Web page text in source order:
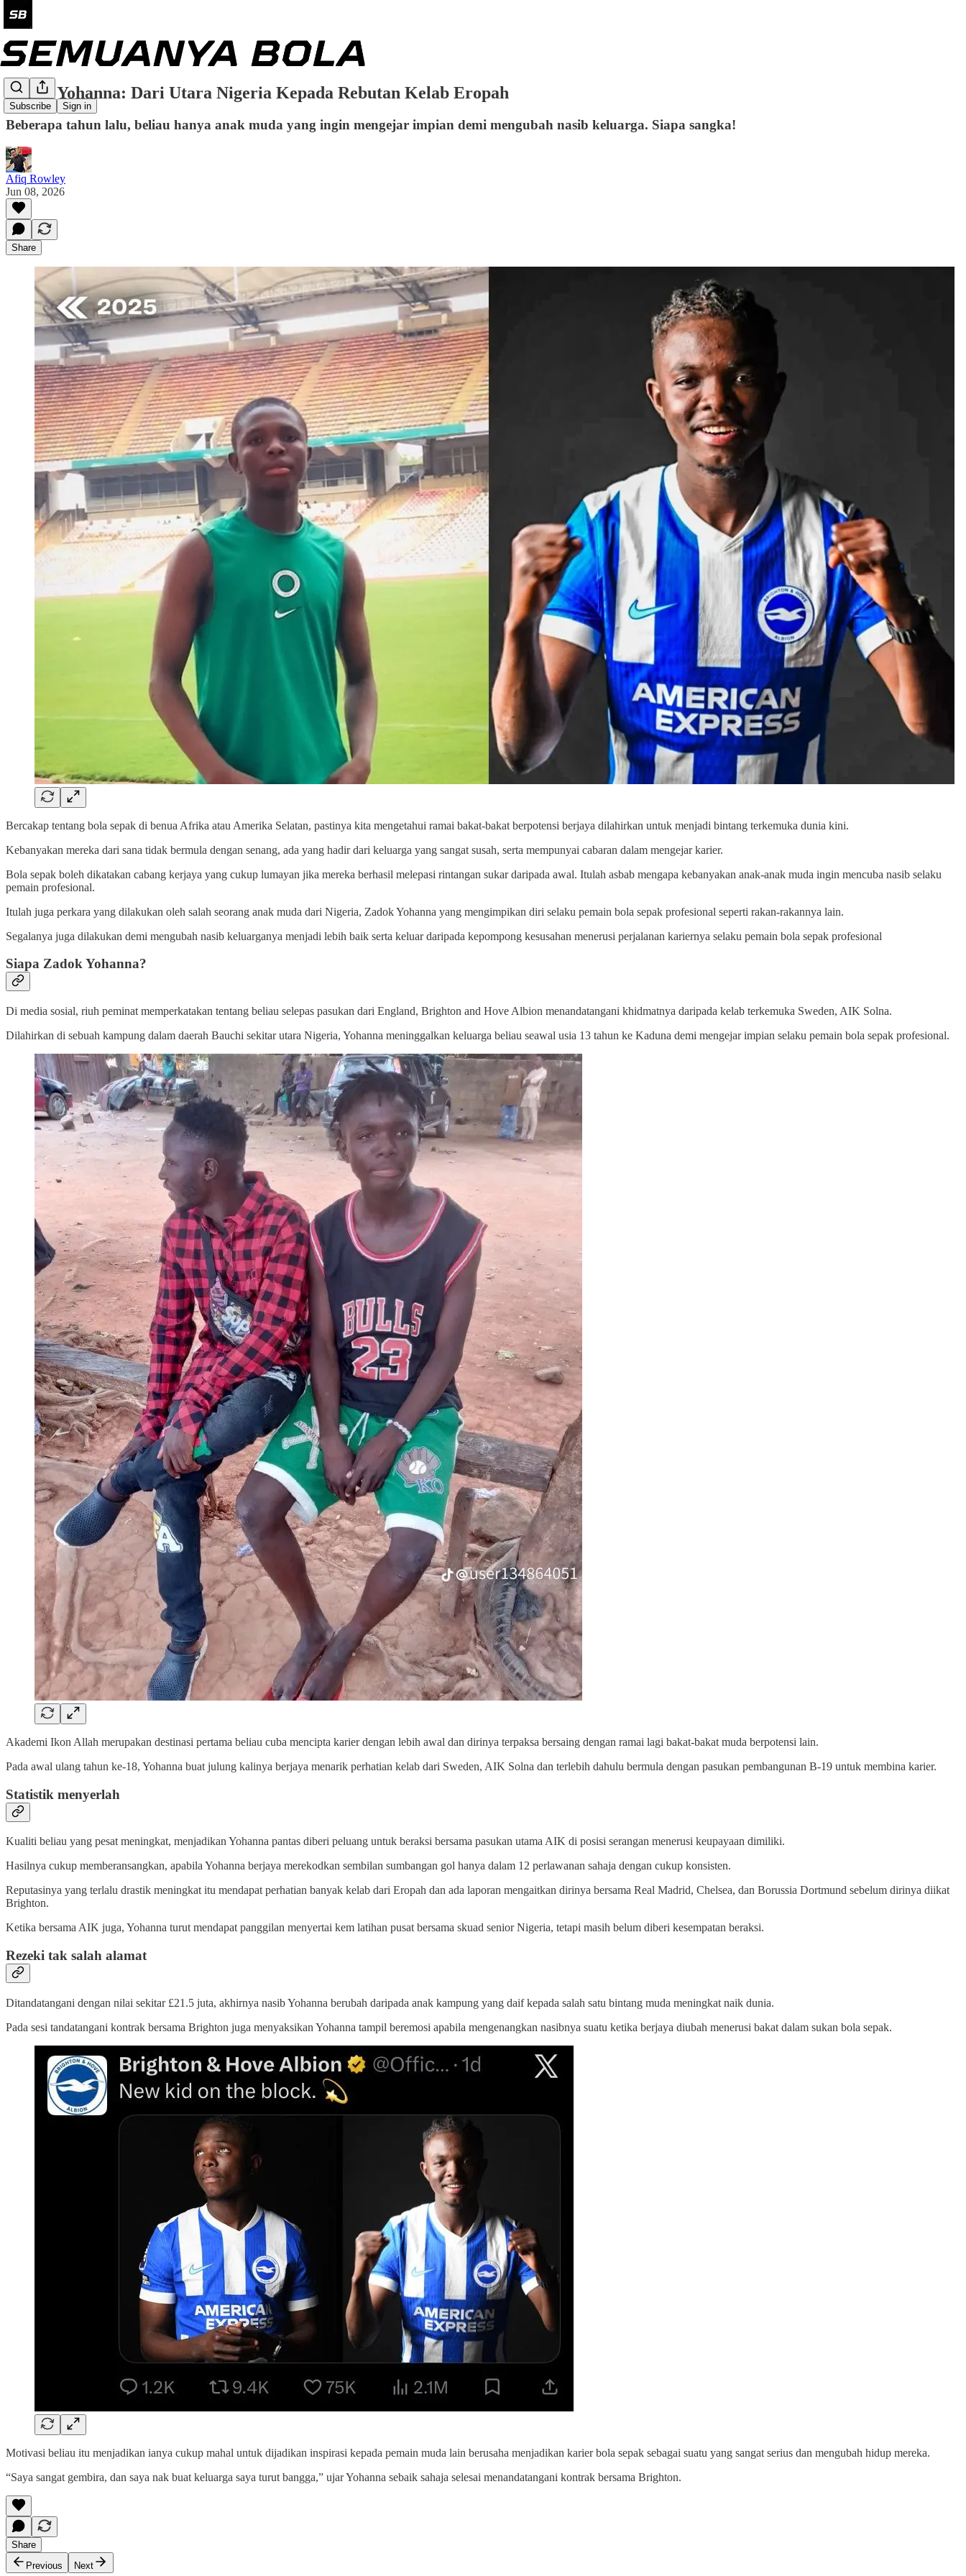
Subscribe Sign in
Zadok Yohanna: Dari Utara Nigeria Kepada Rebutan Kelab Eropah
Beberapa tahun lalu, beliau hanya anak muda yang ingin mengejar impian demi mengubah nasib keluarga. Siapa sangka!
Afiq Rowley
Jun 08, 2026
Share
Bercakap tentang bola sepak di benua Afrika atau Amerika Selatan, pastinya kita mengetahui ramai bakat-bakat berpotensi berjaya dilahirkan untuk menjadi bintang terkemuka dunia kini.
Kebanyakan mereka dari sana tidak bermula dengan senang, ada yang hadir dari keluarga yang sangat susah, serta mempunyai cabaran dalam mengejar karier.
Bola sepak boleh dikatakan cabang kerjaya yang cukup lumayan jika mereka berhasil melepasi rintangan sukar daripada awal. Itulah asbab mengapa kebanyakan anak-anak muda ingin mencuba nasib selaku
pemain profesional.
Itulah juga perkara yang dilakukan oleh salah seorang anak muda dari Nigeria, Zadok Yohanna yang mengimpikan diri selaku pemain bola sepak profesional seperti rakan-rakannya lain.
Segalanya juga dilakukan demi mengubah nasib keluarganya menjadi lebih baik serta keluar daripada kepompong kesusahan menerusi perjalanan kariernya selaku pemain bola sepak profesional
Siapa Zadok Yohanna?
Di media sosial, riuh peminat memperkatakan tentang beliau selepas pasukan dari England, Brighton and Hove Albion menandatangani khidmatnya daripada kelab terkemuka Sweden, AIK Solna.
Dilahirkan di sebuah kampung dalam daerah Bauchi sekitar utara Nigeria, Yohanna meninggalkan keluarga beliau seawal usia 13 tahun ke Kaduna demi mengejar impian selaku pemain bola sepak profesional.
Akademi Ikon Allah merupakan destinasi pertama beliau cuba mencipta karier dengan lebih awal dan dirinya terpaksa bersaing dengan ramai lagi bakat-bakat muda berpotensi lain.
Pada awal ulang tahun ke-18, Yohanna buat julung kalinya berjaya menarik perhatian kelab dari Sweden, AIK Solna dan terlebih dahulu bermula dengan pasukan pembangunan B-19 untuk membina karier.
Statistik menyerlah
Kualiti beliau yang pesat meningkat, menjadikan Yohanna pantas diberi peluang untuk beraksi bersama pasukan utama AIK di posisi serangan menerusi keupayaan dimiliki.
Hasilnya cukup memberansangkan, apabila Yohanna berjaya merekodkan sembilan sumbangan gol hanya dalam 12 perlawanan sahaja dengan cukup konsisten.
Reputasinya yang terlalu drastik meningkat itu mendapat perhatian banyak kelab dari Eropah dan ada laporan mengaitkan dirinya bersama Real Madrid, Chelsea, dan Borussia Dortmund sebelum dirinya diikat
Brighton.
Ketika bersama AIK juga, Yohanna turut mendapat panggilan menyertai kem latihan pusat bersama skuad senior Nigeria, tetapi masih belum diberi kesempatan beraksi.
Rezeki tak salah alamat
Ditandatangani dengan nilai sekitar £21.5 juta, akhirnya nasib Yohanna berubah daripada anak kampung yang daif kepada salah satu bintang muda meningkat naik dunia.
Pada sesi tandatangani kontrak bersama Brighton juga menyaksikan Yohanna tampil beremosi apabila mengenangkan nasibnya suatu ketika berjaya diubah menerusi bakat dalam sukan bola sepak.
Motivasi beliau itu menjadikan ianya cukup mahal untuk dijadikan inspirasi kepada pemain muda lain berusaha menjadikan karier bola sepak sebagai suatu yang sangat serius dan mengubah hidup mereka.
“Saya sangat gembira, dan saya nak buat keluarga saya turut bangga,” ujar Yohanna sebaik sahaja selesai menandatangani kontrak bersama Brighton.
Share
Previous
Next